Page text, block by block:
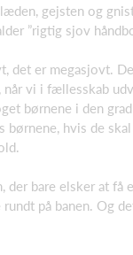
gejsten og
”rigtig sjov
det er megasjovt.
når vi i fællesskab
børnene i den
børnene, hvis de
der bare elsker at få
på banen. Og